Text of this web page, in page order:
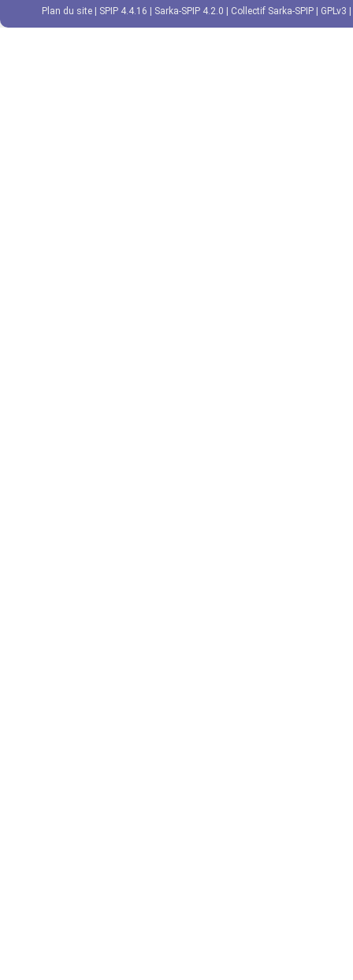
Plan du site SPIP 4.4.16 Sarka-SPIP 4.2.0 Collectif Sarka-SPIP GPLv3